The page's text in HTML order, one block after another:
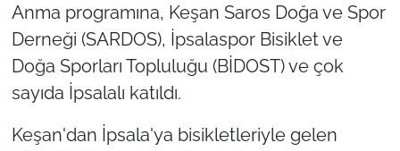
Anma programına, Keşan Saros Doğa ve Spor
Derneği (SARDOS), İpsalaspor Bisiklet ve
Doğa Sporları Topluluğu (BİDOST) ve çok
sayıda İpsalalı katıldı.
Keşan'dan İpsala'ya bisikletleriyle gelen
Bölge
Güvenlik